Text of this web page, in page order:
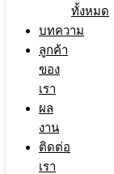
ทั้งหมด
บทความ
ลูกค้า
ของ
เรา
ผล
งาน
ติดต่อ
เรา